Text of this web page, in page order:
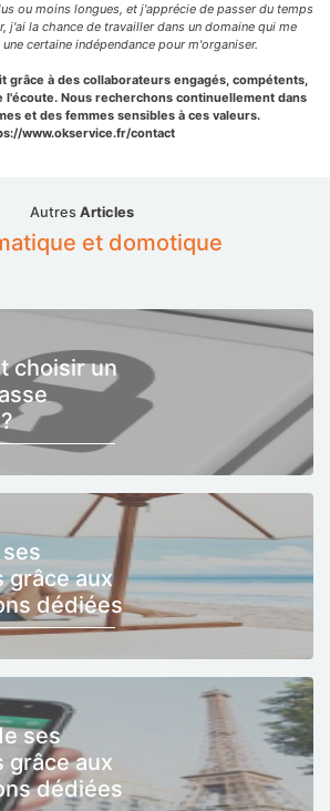
ou moins longues, et j'apprécie de passer du temps
j'ai la chance de travailler dans un domaine qui me
certaine indépendance pour m'organiser.
grâce à des collaborateurs engagés, compétents,
l'écoute. Nous recherchons continuellement dans
et des femmes sensibles à ces valeurs.
www.okservice.fr/contact
Autres Articles
et domotique
choisir un
grâce aux
dédiées
ses
grâce aux
dédiées